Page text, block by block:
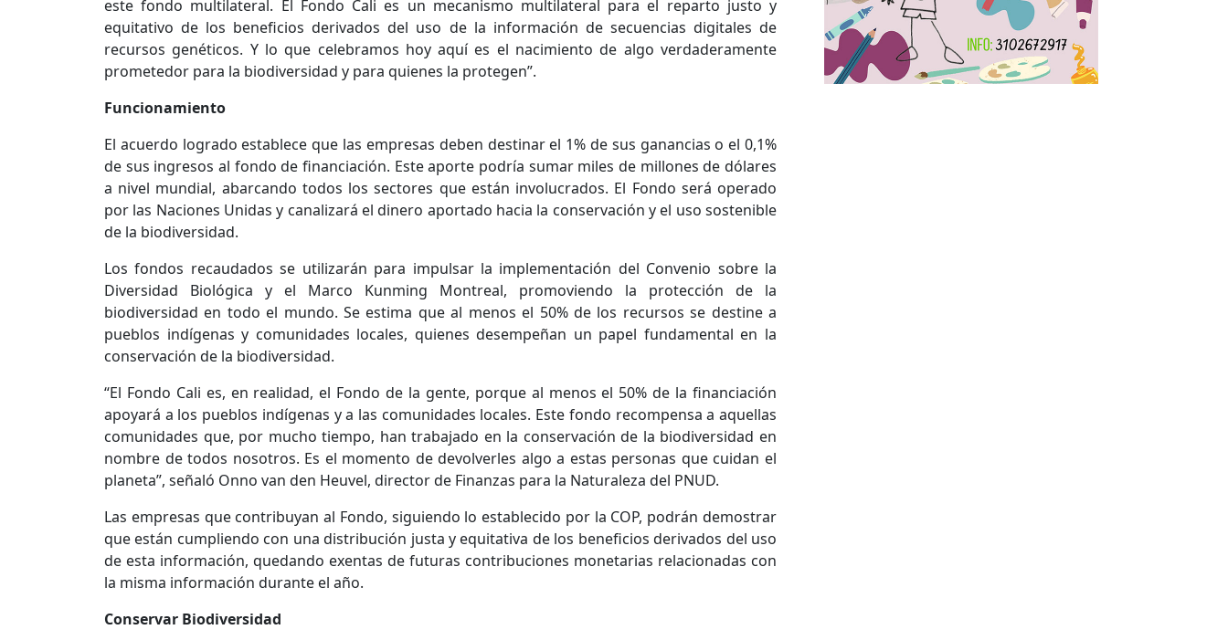
este fondo multilateral. El Fondo Cali es un mecanismo multilateral para el reparto justo y
equitativo de los beneficios derivados del uso de la información de secuencias digitales de
recursos genéticos. Y lo que celebramos hoy aquí es el nacimiento de algo verdaderamente
prometedor para la biodiversidad y para quienes la protegen”.
Funcionamiento
El acuerdo logrado establece que las empresas deben destinar el 1% de sus ganancias o el 0,1%
de sus ingresos al fondo de financiación. Este aporte podría sumar miles de millones de dólares
a nivel mundial, abarcando todos los sectores que están involucrados. El Fondo será operado
por las Naciones Unidas y canalizará el dinero aportado hacia la conservación y el uso sostenible
de la biodiversidad.
Los fondos recaudados se utilizarán para impulsar la implementación del Convenio sobre la
Diversidad Biológica y el Marco Kunming Montreal, promoviendo la protección de la
biodiversidad en todo el mundo. Se estima que al menos el 50% de los recursos se destine a
pueblos indígenas y comunidades locales, quienes desempeñan un papel fundamental en la
conservación de la biodiversidad.
“El Fondo Cali es, en realidad, el Fondo de la gente, porque al menos el 50% de la financiación
apoyará a los pueblos indígenas y a las comunidades locales. Este fondo recompensa a aquellas
comunidades que, por mucho tiempo, han trabajado en la conservación de la biodiversidad en
nombre de todos nosotros. Es el momento de devolverles algo a estas personas que cuidan el
planeta”, señaló Onno van den Heuvel, director de Finanzas para la Naturaleza del PNUD.
Las empresas que contribuyan al Fondo, siguiendo lo establecido por la COP, podrán demostrar
que están cumpliendo con una distribución justa y equitativa de los beneficios derivados del uso
de esta información, quedando exentas de futuras contribuciones monetarias relacionadas con
la misma información durante el año.
Conservar Biodiversidad